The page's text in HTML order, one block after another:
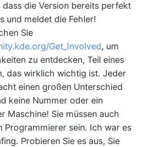
dass die Version bereits perfekt
und meldet die Fehler!
Sie
Get_Involved, um
zu entdecken, Teil eines
das wirklich wichtig ist. Jeder
einen großen Unterschied
keine Nummer oder ein
Maschine! Sie müssen auch
Programmierer sein. Ich war es
Probieren Sie es aus, Sie